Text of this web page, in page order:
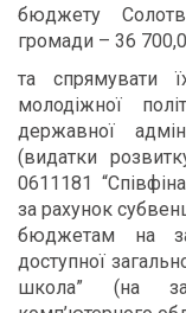
бюджету
громади – 36
та спрямувати
молодіжної
державної
(видатки
0611181
за рахунок
бюджетам на
доступної
школа” (на